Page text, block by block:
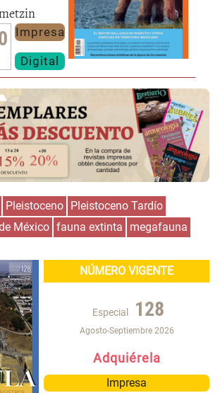
Impresa
Digital
Pleistoceno Pleistoceno Tardío
México fauna extinta megafauna
NÚMERO VIGENTE
Especial 128
Agosto-Septiembre 2026
Adquiérela
Impresa